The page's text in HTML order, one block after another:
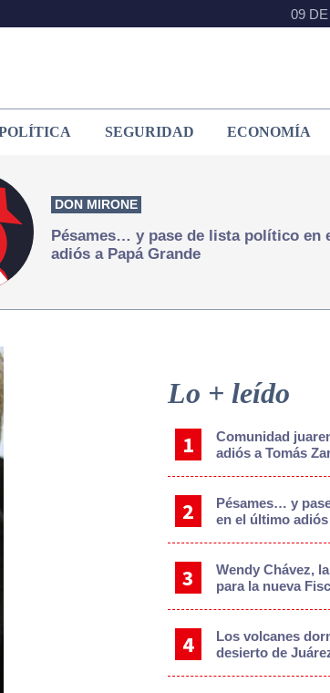
09
SEGURIDAD ECONOMÍA
DON MIRONE
Pésames… y pase de lista político en
adiós a Papá Grande
Sidebar
Lo + leído
Comunidad
adiós a Tomás
Pésames… y
en el último
Wendy Chávez,
para la nueva
Los volcanes
desierto de